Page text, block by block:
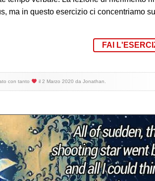
ma in questo esercizio ci concentriamo
FAI
con tanto il 2 Marzo 2020 da Jonathan.